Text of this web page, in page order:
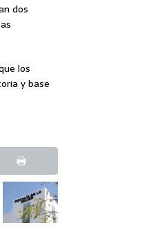
dos
los
y base